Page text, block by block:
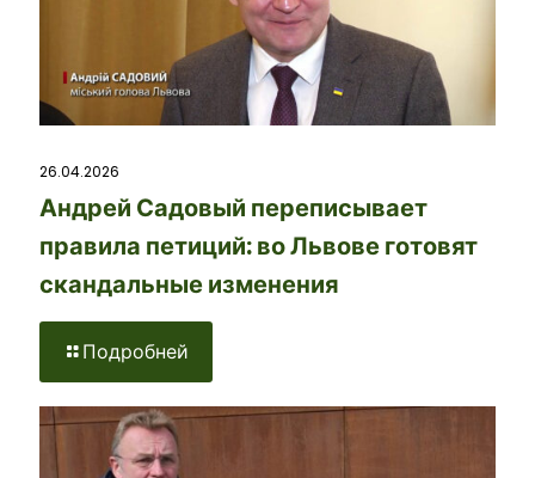
26.04.2026
Андрей Садовый переписывает
правила петиций: во Львове готовят
скандальные изменения
Подробней